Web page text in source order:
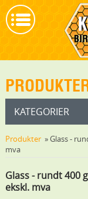
KATEGORIER
Produkter» Glass -
mva
Glass - rundt 400
ekskl. mva